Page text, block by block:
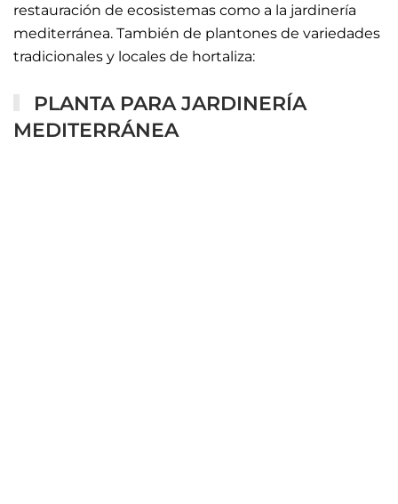
restauración de ecosistemas como a la jardinería
mediterránea. También de plantones de variedades
tradicionales y locales de hortaliza:
PLANTA PARA JARDINERÍA
MEDITERRÁNEA